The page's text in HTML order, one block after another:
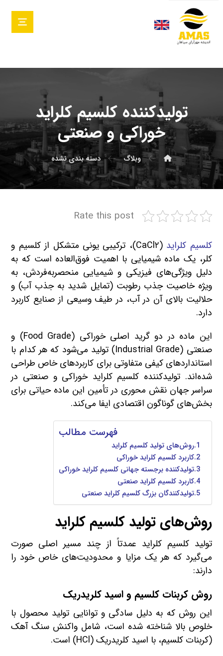
تولیدکننده کلسیم کلراید
خوراکی و صنعتی
وبلاگ دسته بندی نشده
Rate this post
کلسیم کلراید
(CaCl۲)، ترکیبی یونی متشکل از کلسیم و
کلر، یک ماده شیمیایی با اهمیت فوق‌العاده است که به
دلیل ویژگی‌های فیزیکی و شیمیایی منحصربه‌فردش، به
ویژه خاصیت جذب رطوبت (تمایل شدید به جذب آب) و
حلالیت بالای آن در آب، در طیف وسیعی از صنایع کاربرد
دارد.
این ماده در دو گرید اصلی خوراکی (Food Grade) و
صنعتی (Industrial Grade) تولید می‌شود که هر کدام با
استانداردهای کیفی متفاوتی برای کاربردهای خاص طراحی
شده‌اند. تولیدکننده کلسیم کلراید خوراکی و صنعتی در
سراسر جهان نقش محوری در تأمین این ماده حیاتی برای
بخش‌های گوناگون اقتصادی ایفا می‌کند.
فهرست مطالب
روش‌های تولید کلسیم کلراید
کاربرد کلسیم کلراید خوراکی
تولیدکننده برجسته جهانی کلسیم کلراید خوراکی
کاربرد کلسیم کلراید صنعتی
تولیدکنندگان بزرگ کلسیم کلراید صنعتی
روش‌های تولید کلسیم کلراید
تولید کلسیم کلراید عمدتاً از چند مسیر اصلی صورت
می‌گیرد که هر یک مزایا و محدودیت‌های خاص خود را
دارند:
روش کربنات کلسیم و اسید کلریدریک
این روش که به دلیل سادگی و توانایی تولید محصول با
خلوص بالا شناخته شده است، شامل واکنش سنگ آهک
(کربنات کلسیم، با اسید کلریدریک (HCl) است.